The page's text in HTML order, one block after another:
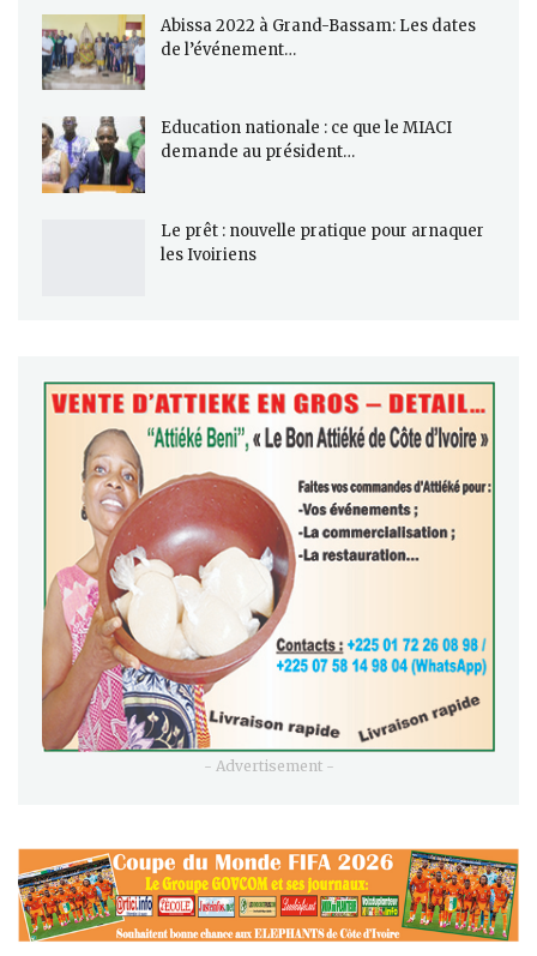
Abissa 2022 à Grand-Bassam: Les dates
de l’événement…
Education nationale : ce que le MIACI
demande au président…
Le prêt : nouvelle pratique pour arnaquer
les Ivoiriens
- Advertisement -